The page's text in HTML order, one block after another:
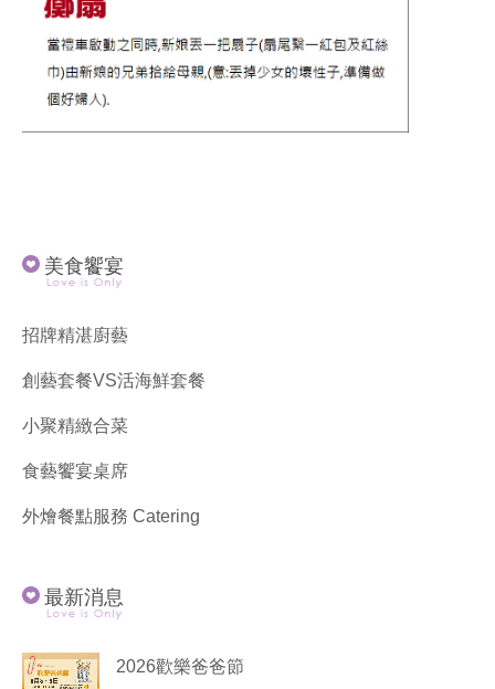
美食饗宴
招牌精湛廚藝
創藝套餐VS活海鮮套餐
小聚精緻合菜
食藝饗宴桌席
外燴餐點服務 Catering
最新消息
2026歡樂爸爸節